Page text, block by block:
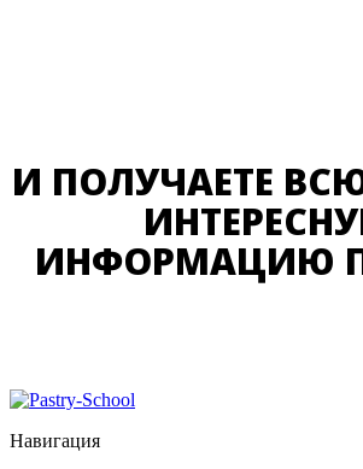
И ПОЛУЧАЕТЕ
ИНФОРМАЦИЮ
Навигация